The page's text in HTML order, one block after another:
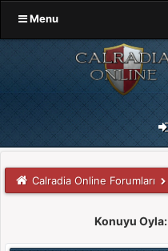
Menu
Calradia Online Forumları
Konuyu Oyla: